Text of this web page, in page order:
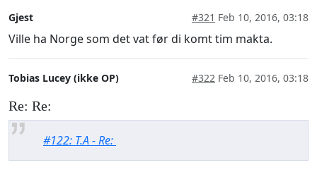
Gjest #321 Feb 10, 2016, 03:18
Ville ha Norge som det vat før di komt tim makta.
Tobias Lucey (ikke OP) #322 Feb 10, 2016, 03:18
Re: Re:
#122: T.A - Re: